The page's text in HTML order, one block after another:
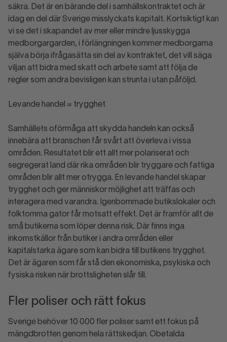
säkra. Det är en bärande del i samhällskontraktet och är
idag en del där Sverige misslyckats kapitalt. Kortsiktigt kan
vi se det i skapandet av mer eller mindre ljusskygga
medborgargarden, i förlängningen kommer medborgarna
själva börja ifrågasätta sin del av kontraktet, det vill säga
viljan att bidra med skatt och arbete samt att följa de
regler som andra bevisligen kan strunta i utan påföljd.
Levande handel = trygghet
Samhällets oförmåga att skydda handeln kan också
innebära att branschen får svårt att överleva i vissa
områden. Resultatet blir ett allt mer polariserat och
segregerat land där rika områden blir tryggare och fattiga
områden blir allt mer otrygga. En levande handel skapar
trygghet och ger människor möjlighet att träffas och
interagera med varandra. Igenbommade butikslokaler och
folktomma gator får motsatt effekt. Det är framför allt de
små butikerna som löper denna risk. Där finns inga
inkomstkällor från butiker i andra områden eller
kapitalstarka ägare som kan bidra till butikens trygghet.
Det är ägaren som får stå den ekonomiska, psykiska och
fysiska risken när brottsligheten slår till.
Fler poliser och rätt fokus
Sverige behöver 10 000 fler poliser samt ett fokus på
mängdbrotten genom hela rättskedjan. Obetalda